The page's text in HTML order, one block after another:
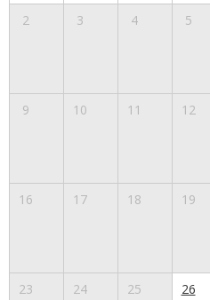
2 3 4 5
9 10 11 12
16 17 18 19
23 24 25 26